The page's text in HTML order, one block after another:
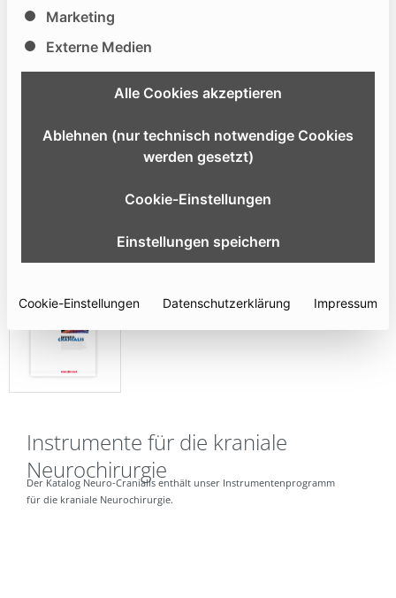
Instrumente für die kraniale
Neurochirurgie
Der Katalog Neuro-Cranialis enthält unser Instrumentenprogramm
für die kraniale Neurochirurgie.
Marketing
Externe Medien
Alle Cookies akzeptieren
Ablehnen (nur technisch notwendige Cookies
werden gesetzt)
Cookie-Einstellungen
Einstellungen speichern
Cookie-Einstellungen Datenschutzerklärung Impressum